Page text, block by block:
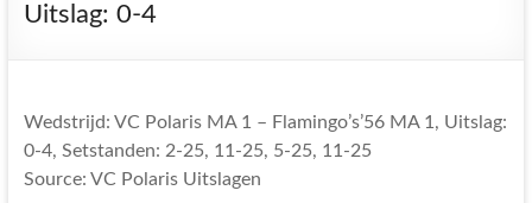
Uitslag: 0-4
Wedstrijd: VC Polaris MA 1 – Flamingo’s’56 MA 1, Uitslag:
0-4, Setstanden: 2-25, 11-25, 5-25, 11-25
Source: VC Polaris Uitslagen